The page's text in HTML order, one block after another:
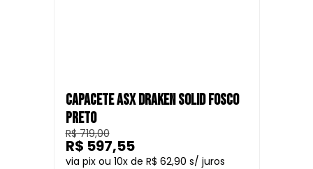
CAPACETE ASX DRAKEN SOLID FOSCO
PRETO
R$ 719,00
10
R$ 62,90
R$ 597,55